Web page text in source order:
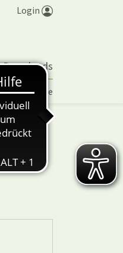
Login
Downloads
Turniere